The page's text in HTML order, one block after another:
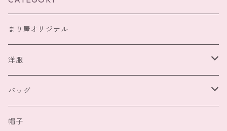
まり屋オリジナル
洋服
トップス
スカラー
ボトムス
バッグ
ポーチ
帽子